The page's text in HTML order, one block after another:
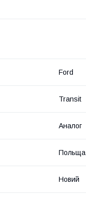
Ford
Transit
Аналог
Польща
Новий